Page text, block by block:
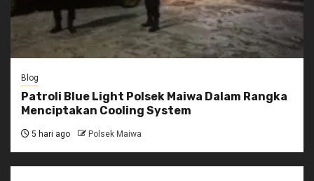
Blog
Patroli Blue Light Polsek Maiwa Dalam Rangka
Menciptakan Cooling System
5 hari ago Polsek Maiwa